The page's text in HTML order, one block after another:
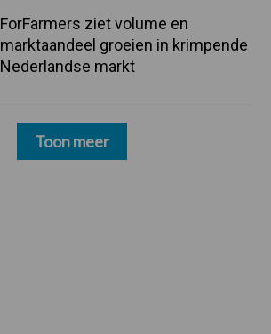
ForFarmers ziet volume en
marktaandeel groeien in krimpende
Nederlandse markt
Toon meer